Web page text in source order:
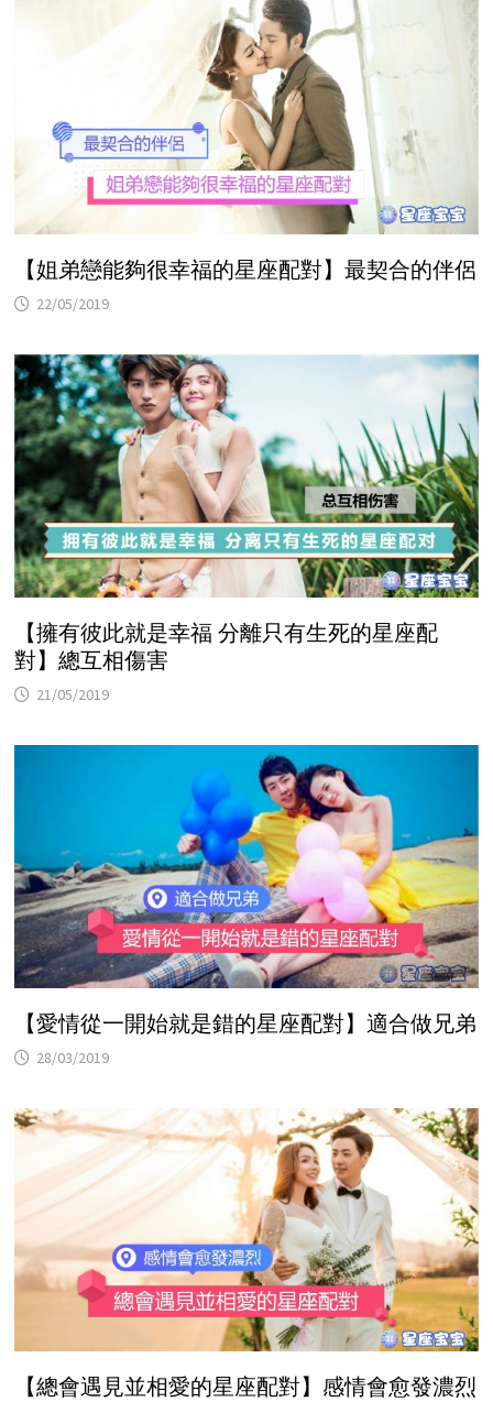
【姐弟戀能夠很幸福的星座配對】最契合的伴侶
22/05/2019
【擁有彼此就是幸福 分離只有生死的星座配
對】總互相傷害
21/05/2019
【愛情從一開始就是錯的星座配對】適合做兄弟
28/03/2019
【總會遇見並相愛的星座配對】感情會愈發濃烈